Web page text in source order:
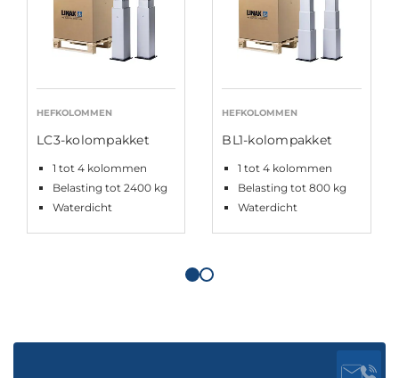
HEFKOLOMMEN
LC3-kolompakket
1 tot 4 kolommen
Belasting tot 2400 kg
Waterdicht
HEFKOLOMMEN
BL1-kolompakket
1 tot 4 kolommen
Belasting tot 800 kg
Waterdicht